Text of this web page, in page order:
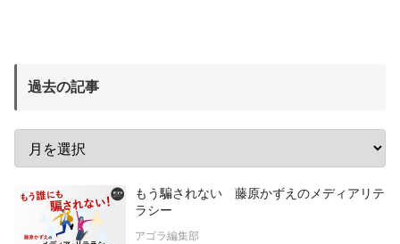
過去の記事
もう騙されない 藤原かずえのメディアリテ
ラシー
アゴラ編集部